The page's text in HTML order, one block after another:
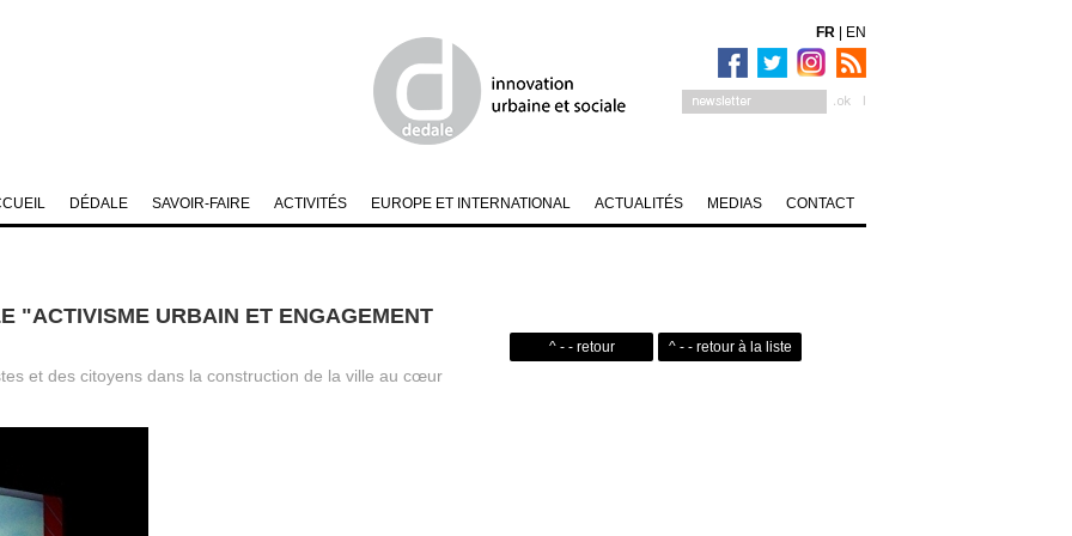
"ACTIVISME URBAIN ET ENGAGEMENT
et des citoyens dans la construction de la ville au cœur
^ - - retour ^ - - retour à la liste
CONTACT
MEDIAS
ACTUALITÉS
EUROPE ET INTERNATIONAL
ACTIVITÉS
SAVOIR-FAIRE
DÉDALE
FR EN